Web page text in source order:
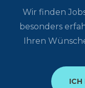
Wir finden
besonders
Ihren
ICH